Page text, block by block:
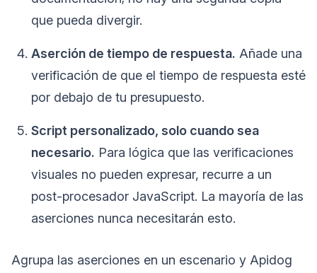
que pueda divergir.
Aserción de tiempo de respuesta. Añade una
verificación de que el tiempo de respuesta esté
por debajo de tu presupuesto.
Script personalizado, solo cuando sea
necesario. Para lógica que las verificaciones
visuales no pueden expresar, recurre a un
post-procesador JavaScript. La mayoría de las
aserciones nunca necesitarán esto.
Agrupa las aserciones en un escenario y Apidog